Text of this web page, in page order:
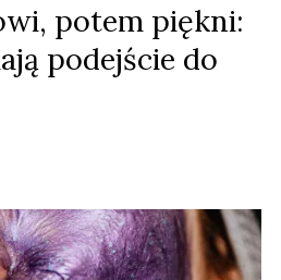
potem piękni:
podejście do